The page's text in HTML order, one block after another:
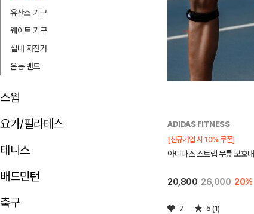
유산소 기구
웨이트 기구
실내 자전거
운동 밴드
스윔
요가/필라테스
테니스
배드민턴
축구
ADIDAS FITNESS
[신규가입 시 10% 쿠폰]
아디다스 스트랩 무릎 보호대
20,800 26,000 20%
7 5 (1)